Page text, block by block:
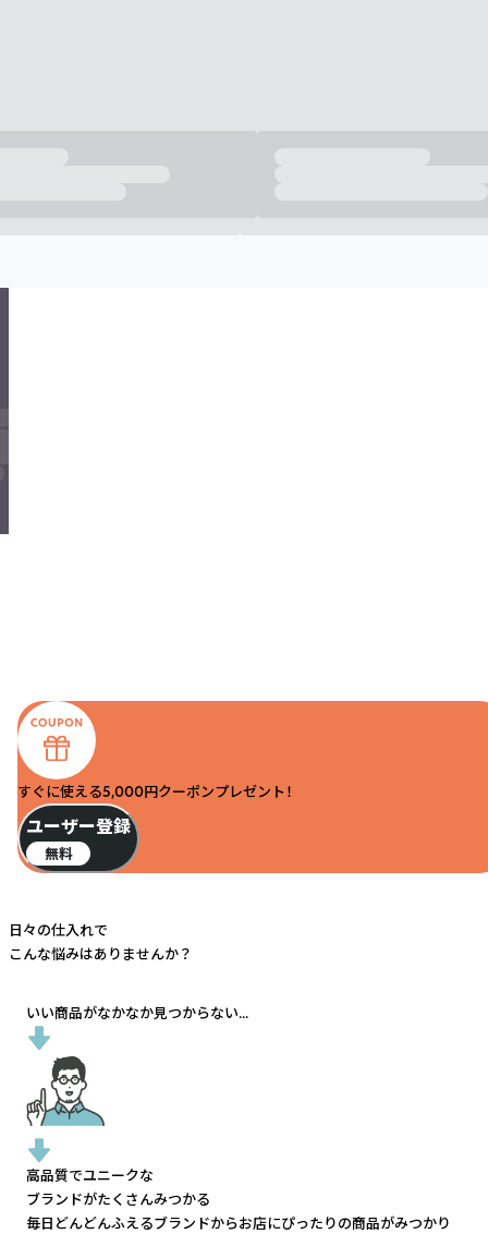
すぐに使える5,000円クーポンプレゼント！
ユーザー登録
無料
日々の仕入れで
こんな悩みはありませんか？
いい商品がなかなか見つからない...
高品質でユニークな
ブランドがたくさんみつかる
毎日どんどんふえるブランドからお店にぴったりの商品がみつかり